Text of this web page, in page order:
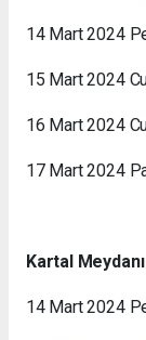
14 Mart 2024
15 Mart 2024
16 Mart 2024
17 Mart 2024
Kartal Meydanı
14 Mart 2024